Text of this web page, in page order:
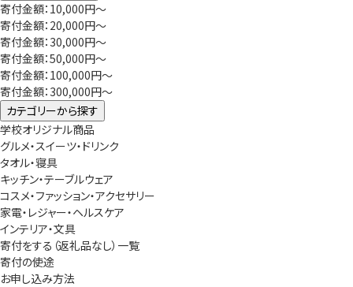
寄付金額：10,000円～
寄付金額：20,000円～
寄付金額：30,000円～
寄付金額：50,000円～
寄付金額：100,000円～
寄付金額：300,000円～
カテゴリーから探す
学校オリジナル商品
グルメ・スイーツ・ドリンク
タオル・寝具
キッチン・テーブルウェア
コスメ・ファッション・アクセサリー
家電・レジャー・ヘルスケア
インテリア・文具
寄付をする（返礼品なし）一覧
寄付の使途
お申し込み方法